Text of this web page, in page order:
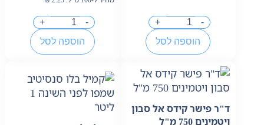
-
+
הוספה לסל
-
+
הוספה לסל
ד"ר פישר קידס אל סבון
ויטמינים 750 מ"ל